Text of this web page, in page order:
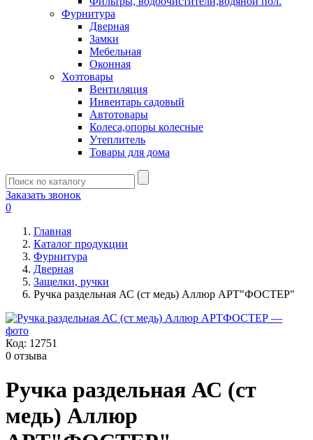
Фурнитура
Дверная
Замки
Мебельная
Оконная
Хозтовары
Вентиляция
Инвентарь садовый
Автотовары
Колеса,опоры колесные
Утеплитель
Товары для дома
Заказать звонок
0
Главная
Каталог продукции
Фурнитура
Дверная
Защелки, ручки
Ручка раздельная АС (ст медь) Аллюр АРТ"ФОСТЕР"
Код: 12751
0 отзыва
Ручка раздельная АС (ст
медь) Аллюр